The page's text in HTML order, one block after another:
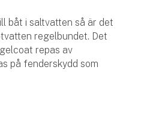
båt i saltvatten så är det
regelbundet. Det
repas av
på fenderskydd som